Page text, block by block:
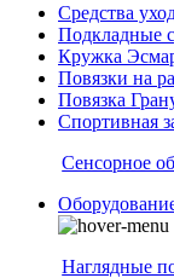
Средства
Подкладные
Кружка
Повязки на
Повязка
Спортивная
Сенсорное
Наглядные